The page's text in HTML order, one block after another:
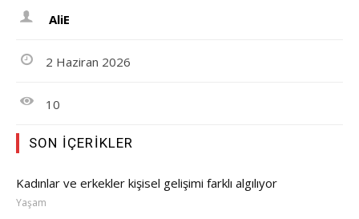
AliE
2 Haziran 2026
10
SON İÇERIKLER
Kadınlar ve erkekler kişisel gelişimi farklı algılıyor
Yaşam